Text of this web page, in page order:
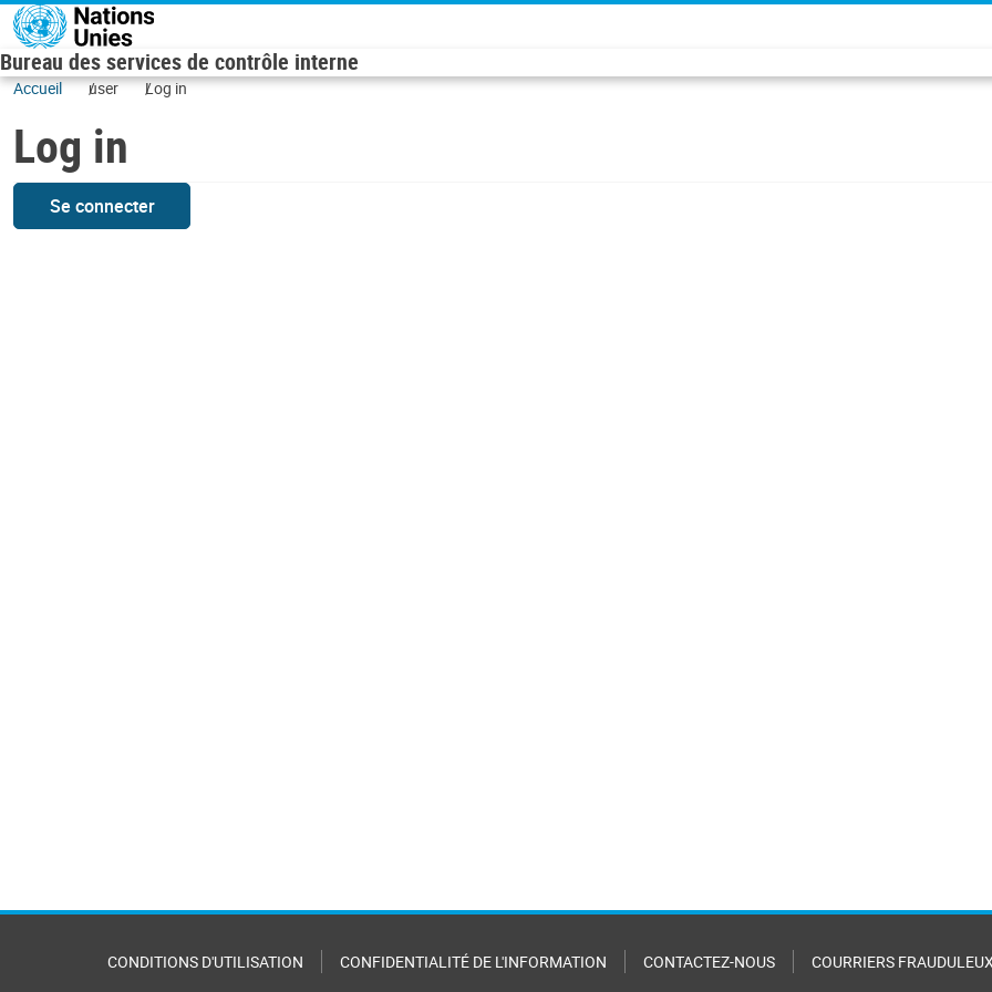
Skip to main content
Bureau des services de contrôle interne
Accueil user Log in
Log in
Se connecter
CONDITIONS D'UTILISATION CONFIDENTIALITÉ DE L'INFORMATION CONTACTEZ-NOUS COURRIERS